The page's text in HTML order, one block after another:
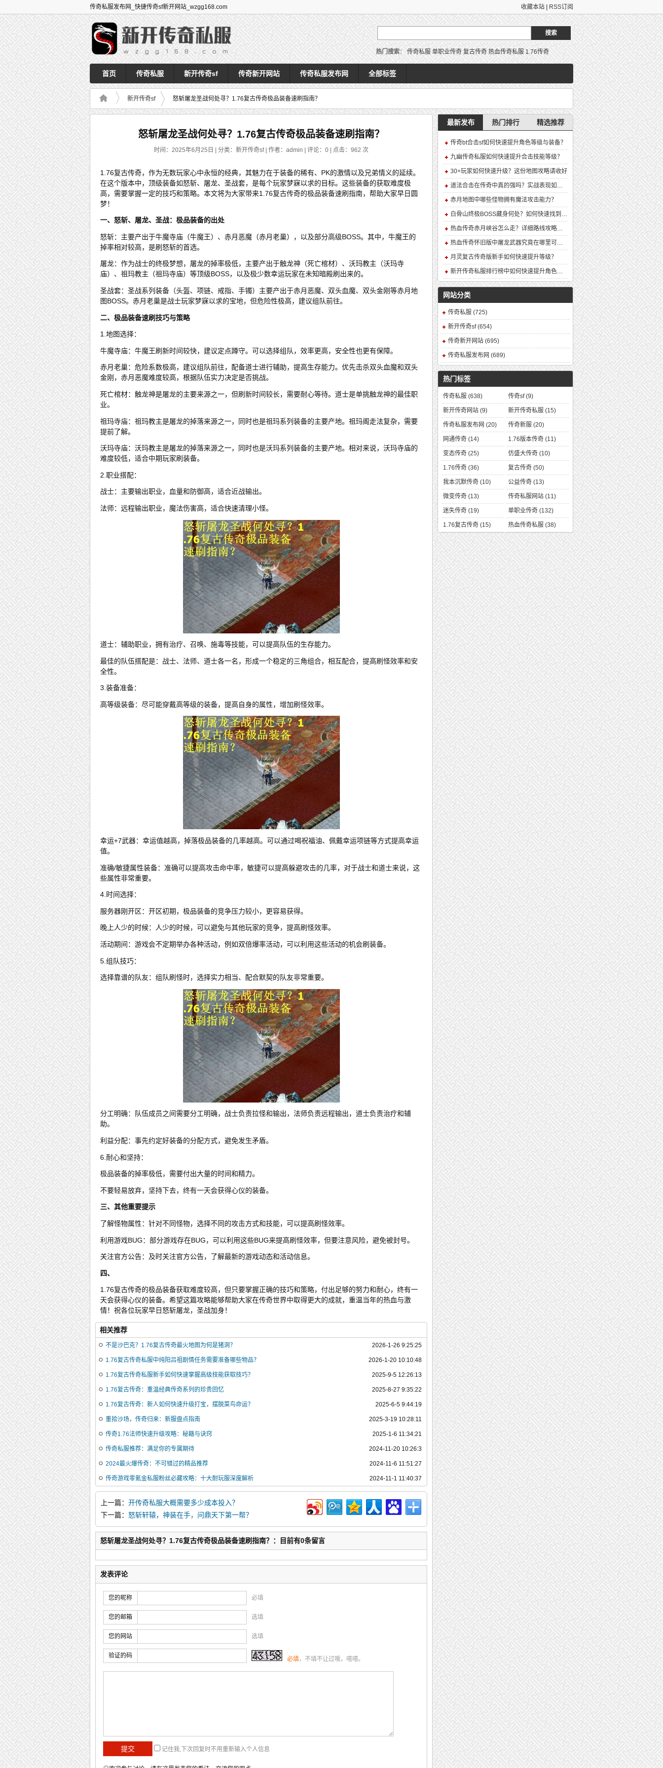
收藏本站 RSS订阅
传奇私服发布网_快捷传奇sf新开网站_wzgg168.com
热门搜索： 传奇私服 单职业传奇 复古传奇 热血传奇私服 1.76传奇
首页 传奇私服 新开传奇sf 传奇新开网站 传奇私服发布网 全部标签
新开传奇sf 怒斩屠龙圣战何处寻？1.76复古传奇极品装备速刷指南？
怒斩屠龙圣战何处寻？1.76复古传奇极品装备速刷指南？
时间：2025年6月25日 | 分类：新开传奇sf | 作者：admin | 评论：0 | 点击： 962 次
1.76复古传奇，作为无数玩家心中永恒的经典，其魅力在于装备的稀有、PK的激情以及兄弟情义的延续。
在这个版本中，顶级装备如怒斩、屠龙、圣战套，是每个玩家梦寐以求的目标。这些装备的获取难度极
高，需要掌握一定的技巧和策略。本文将为大家带来1.76复古传奇的极品装备速刷指南，帮助大家早日圆
梦！
一、怒斩、屠龙、圣战：极品装备的出处
怒斩：主要产出于牛魔寺庙（牛魔王）、赤月恶魔（赤月老巢），以及部分高级BOSS。其中，牛魔王的
掉率相对较高，是刷怒斩的首选。
屠龙：作为战士的终极梦想，屠龙的掉率极低，主要产出于触龙神（死亡棺材）、沃玛教主（沃玛寺
庙）、祖玛教主（祖玛寺庙）等顶级BOSS，以及极少数幸运玩家在未知暗殿刷出来的。
圣战套：圣战系列装备（头盔、项链、戒指、手镯）主要产出于赤月恶魔、双头血魔、双头金刚等赤月地
图BOSS。赤月老巢是战士玩家梦寐以求的宝地，但危险性极高，建议组队前往。
二、极品装备速刷技巧与策略
1.地图选择：
牛魔寺庙：牛魔王刷新时间较快，建议定点蹲守。可以选择组队，效率更高，安全性也更有保障。
赤月老巢：危险系数极高，建议组队前往，配备道士进行辅助，提高生存能力。优先击杀双头血魔和双头
金刚，赤月恶魔难度较高，根据队伍实力决定是否挑战。
死亡棺材：触龙神是屠龙的主要来源之一，但刷新时间较长，需要耐心等待。道士是单挑触龙神的最佳职
业。
祖玛寺庙：祖玛教主是屠龙的掉落来源之一，同时也是祖玛系列装备的主要产地。祖玛阁走法复杂，需要
提前了解。
沃玛寺庙：沃玛教主是屠龙的掉落来源之一，同时也是沃玛系列装备的主要产地。相对来说，沃玛寺庙的
难度较低，适合中期玩家刷装备。
2.职业搭配：
战士：主要输出职业，血量和防御高，适合近战输出。
法师：远程输出职业，魔法伤害高，适合快速清理小怪。
道士：辅助职业，拥有治疗、召唤、施毒等技能，可以提高队伍的生存能力。
最佳的队伍搭配是：战士、法师、道士各一名，形成一个稳定的三角组合，相互配合，提高刷怪效率和安
全性。
3.装备准备：
高等级装备：尽可能穿戴高等级的装备，提高自身的属性，增加刷怪效率。
幸运+7武器：幸运值越高，掉落极品装备的几率越高。可以通过喝祝福油、佩戴幸运项链等方式提高幸运
值。
准确/敏捷属性装备：准确可以提高攻击命中率，敏捷可以提高躲避攻击的几率，对于战士和道士来说，这
些属性非常重要。
4.时间选择：
服务器刚开区：开区初期，极品装备的竞争压力较小，更容易获得。
晚上人少的时候：人少的时候，可以避免与其他玩家的竞争，提高刷怪效率。
活动期间：游戏会不定期举办各种活动，例如双倍爆率活动，可以利用这些活动的机会刷装备。
5.组队技巧：
选择靠谱的队友：组队刷怪时，选择实力相当、配合默契的队友非常重要。
分工明确：队伍成员之间需要分工明确，战士负责拉怪和输出，法师负责远程输出，道士负责治疗和辅
助。
利益分配：事先约定好装备的分配方式，避免发生矛盾。
6.耐心和坚持：
极品装备的掉率极低，需要付出大量的时间和精力。
不要轻易放弃，坚持下去，终有一天会获得心仪的装备。
三、其他重要提示
了解怪物属性：针对不同怪物，选择不同的攻击方式和技能，可以提高刷怪效率。
利用游戏BUG：部分游戏存在BUG，可以利用这些BUG来提高刷怪效率，但要注意风险，避免被封号。
关注官方公告：及时关注官方公告，了解最新的游戏动态和活动信息。
四、
1.76复古传奇的极品装备获取难度较高，但只要掌握正确的技巧和策略，付出足够的努力和耐心，终有一
天会获得心仪的装备。希望这篇攻略能够帮助大家在传奇世界中取得更大的成就，重温当年的热血与激
情！祝各位玩家早日怒斩屠龙，圣战加身！
相关推荐
2026-1-26 9:25:25
不是沙巴克？1.76复古传奇最火地图为何是猪洞？
2026-1-20 10:10:48
1.76复古传奇私服中纯阳吕祖剧情任务需要准备哪些物品？
2025-9-5 12:26:13
1.76复古传奇私服新手如何快速掌握高级技能获取技巧？
2025-8-27 9:35:22
1.76复古传奇：重温经典传奇系列的珍贵回忆
2025-6-5 9:44:19
1.76复古传奇：新人如何快速升级打宝，摆脱菜鸟命运？
2025-3-19 10:28:11
重拾沙场，传奇归来：新服盘点指南
2025-1-6 11:34:21
传奇1.76法师快速升级攻略：秘籍与诀窍
2024-11-20 10:26:3
传奇私服推荐：满足你的专属期待
2024-11-6 11:51:27
2024最火爆传奇：不可错过的精品推荐
2024-11-1 11:40:37
传奇游戏零氪金私服粉丝必藏攻略：十大耐玩服深度解析
上一篇： 开传奇私服大概需要多少成本投入？
下一篇： 怒斩轩辕，神装在手，问鼎天下第一帮？
怒斩屠龙圣战何处寻？1.76复古传奇极品装备速刷指南？：目前有0条留言
发表评论
您的昵称 必填
您的邮箱 选填
您的网站 选填
验证的码 必填，不填不让过哦，嘻嘻。
记住我,下次回复时不用重新输入个人信息
最新发布 热门排行 精选推荐
传奇bt合击sf如何快速提升角色等级与装备？
九幽传奇私服如何快速提升合击技能等级？
30+玩家如何快速升级？这份地图攻略请收好
道法合击在传奇中真的强吗？实战表现如何？
赤月地图中哪些怪物拥有魔法攻击能力？
白骨山终极BOSS藏身何处？如何快速找到并击败它？
热血传奇赤月峡谷怎么走？详细路线攻略解析
热血传奇怀旧版中屠龙武器究竟在哪里可以合成？
月灵复古传奇版新手如何快速提升等级？
新开传奇私服排行榜中如何快速提升角色战力？
网站分类
传奇私服 (725)
新开传奇sf(654)
传奇新开网站 (695)
传奇私服发布网 (689)
热门标签
传奇私服 (638) 传奇sf(9)
新开传奇网站 (9) 新开传奇私服(15)
传奇私服发布网 (20) 传奇新服(20)
网通传奇 (14) 1.76版本传奇(11)
变态传奇 (25) 仿盛大传奇(10)
1.76传奇 (36) 复古传奇(50)
我本沉默传奇 (10) 公益传奇(13)
微变传奇 (13) 传奇私服网站(11)
迷失传奇 (19) 单职业传奇(132)
1.76复古传奇 (15) 热血传奇私服(38)